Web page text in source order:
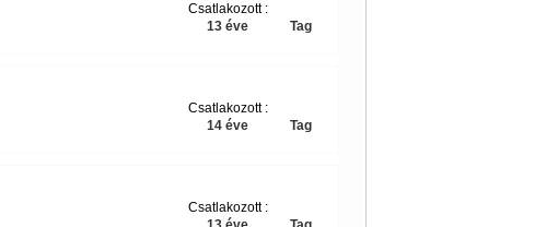
Tag
Csatlakozott :
13 éve
Tag
Csatlakozott :
14 éve
Csatlakozott :